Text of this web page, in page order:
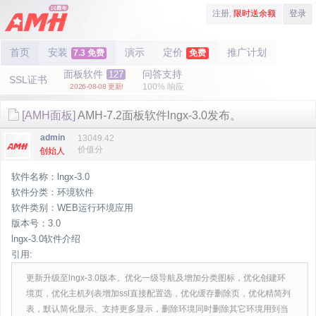
注册, 限时送余额 登录
首页 安装 7.3 免费 演示 定价 免费 推广计划
SSL证书 面板软件 127
2026-08-08 更新!
问答支持
100% 响应
[AMH面板] AMH-7.2面板软件lngx-3.0发布。
admin
创始人
13049.42
价值分
软件名称：lngx-3.0
软件分类：环境软件
软件类别：WEB运行环境应用
版本号：3.0
lngx-3.0软件介绍
引用:
更新升级至lngx-3.0版本。优化一级导航及增加分类图标，优化创建环
境页，优化主机列表增加ssl直接配置选，优化缓存删除页，优化精简列
表，默认简化显示、支持更多显示，删除环境同时删除其它环境用到当